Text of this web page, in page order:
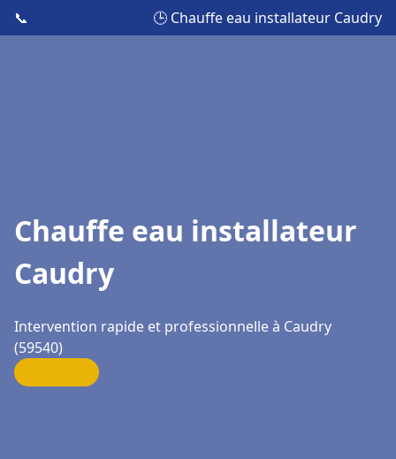
📞 🕒 Chauffe eau installateur Caudry
Chauffe eau installateur
Caudry
Intervention rapide et professionnelle à Caudry
(59540)